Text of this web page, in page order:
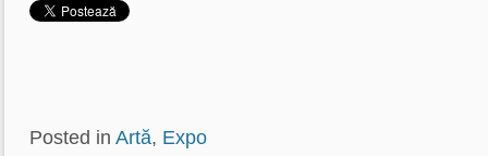
Posted in Artă, Expo